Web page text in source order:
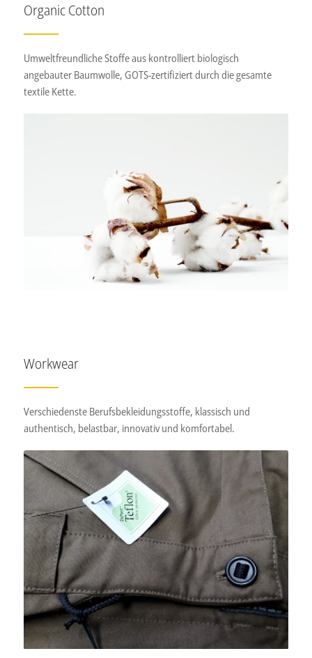
Organic Cotton
Umweltfreundliche Stoffe aus kontrolliert biologisch
angebauter Baumwolle, GOTS-zertifiziert durch die gesamte
textile Kette.
Workwear
Verschiedenste Berufsbekleidungsstoffe, klassisch und
authentisch, belastbar, innovativ und komfortabel.